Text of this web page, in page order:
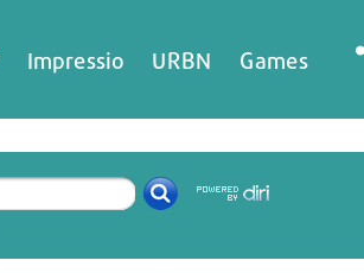
Impressio URBN Games